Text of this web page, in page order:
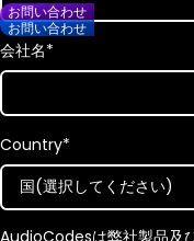
会社名*
Country*
AudioCodesは弊社製品及
お問い合わせ
お問い合わせ